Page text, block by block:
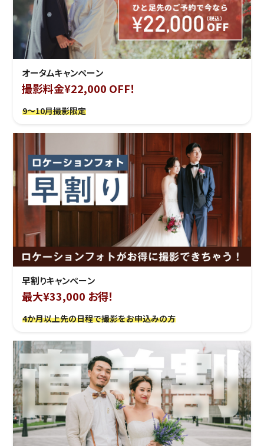
オータムキャンペーン
撮影料金¥22,000 OFF！
9～10月撮影限定
早割りキャンペーン
最大¥33,000 お得！
4か月以上先の日程で撮影をお申込みの方